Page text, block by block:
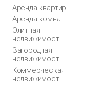
Аренда квартир
Аренда комнат
Элитная
недвижимость
Загородная
недвижимость
Коммерческая
недвижимость